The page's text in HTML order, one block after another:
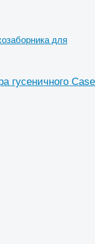
для
гусеничного Case